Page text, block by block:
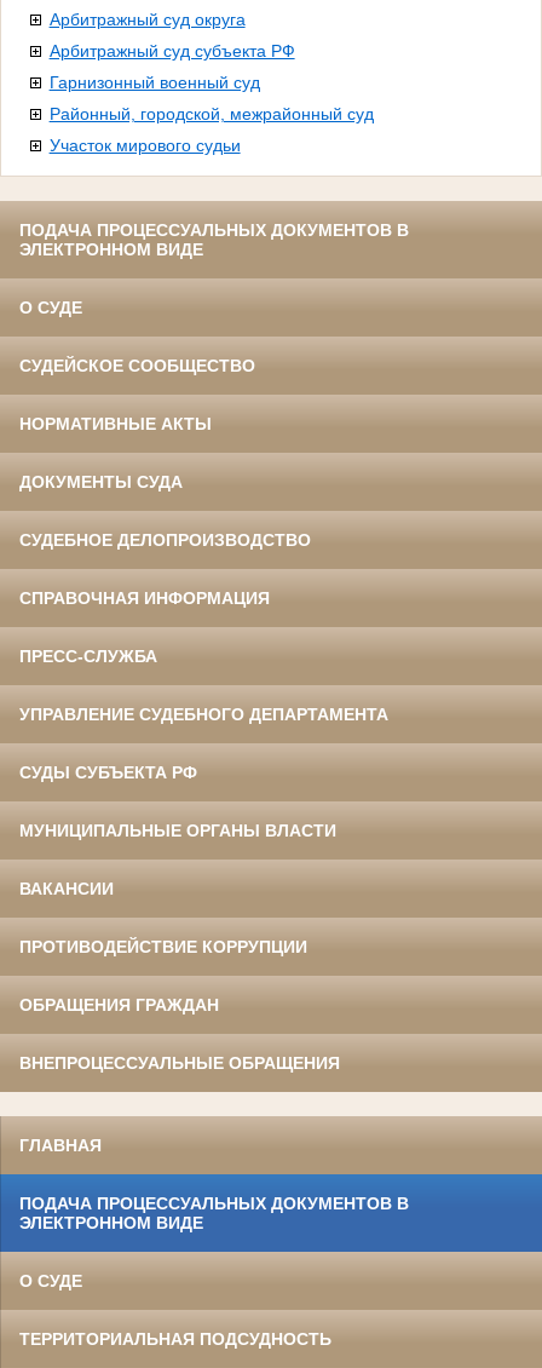
Арбитражный суд округа
Арбитражный суд субъекта РФ
Гарнизонный военный суд
Районный, городской, межрайонный суд
Участок мирового судьи
ПОДАЧА ПРОЦЕССУАЛЬНЫХ ДОКУМЕНТОВ В
ЭЛЕКТРОННОМ ВИДЕ
О СУДЕ
СУДЕЙСКОЕ СООБЩЕСТВО
НОРМАТИВНЫЕ АКТЫ
ДОКУМЕНТЫ СУДА
СУДЕБНОЕ ДЕЛОПРОИЗВОДСТВО
СПРАВОЧНАЯ ИНФОРМАЦИЯ
ПРЕСС-СЛУЖБА
УПРАВЛЕНИЕ СУДЕБНОГО ДЕПАРТАМЕНТА
СУДЫ СУБЪЕКТА РФ
МУНИЦИПАЛЬНЫЕ ОРГАНЫ ВЛАСТИ
ВАКАНСИИ
ПРОТИВОДЕЙСТВИЕ КОРРУПЦИИ
ОБРАЩЕНИЯ ГРАЖДАН
ВНЕПРОЦЕССУАЛЬНЫЕ ОБРАЩЕНИЯ
ГЛАВНАЯ
ПОДАЧА ПРОЦЕССУАЛЬНЫХ ДОКУМЕНТОВ В
ЭЛЕКТРОННОМ ВИДЕ
О СУДЕ
ТЕРРИТОРИАЛЬНАЯ ПОДСУДНОСТЬ